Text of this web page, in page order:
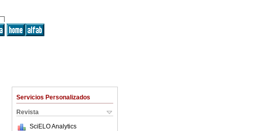
Servicios Personalizados
Revista
SciELO Analytics